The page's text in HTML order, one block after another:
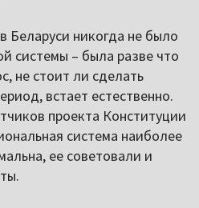
Беларуси никогда не было
системы – была разве что
не стоит ли сделать
встает естественно.
проекта Конституции
система наиболее
ее советовали и